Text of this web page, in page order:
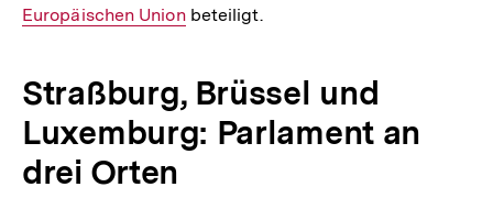
Link:
Europäischen Unionbeteiligt.
Straßburg, Brüssel und
Luxemburg: Parlament an
drei Orten